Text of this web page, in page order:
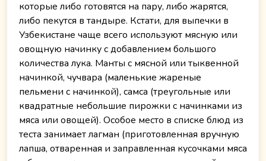
которые либо готовятся на пару, либо жарятся,
либо пекутся в тандыре. Кстати, для выпечки в
Узбекистане чаще всего используют мясную или
овощную начинку с добавлением большого
количества лука. Манты с мясной или тыквенной
начинкой, чучвара (маленькие жареные
пельмени с начинкой), самса (треугольные или
квадратные небольшие пирожки с начинками из
мяса или овощей). Особое место в списке блюд из
теста занимает лагман (приготовленная вручную
лапша, отваренная и заправленная кусочками мяса